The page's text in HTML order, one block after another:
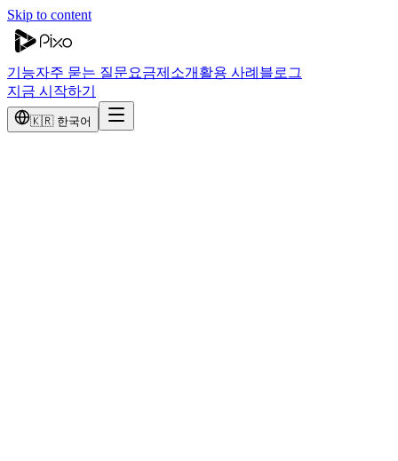
Skip to content
기능자주 묻는 질문요금제 소개 활용 사례 블로그
지금 시작하기
🇰🇷 한국어